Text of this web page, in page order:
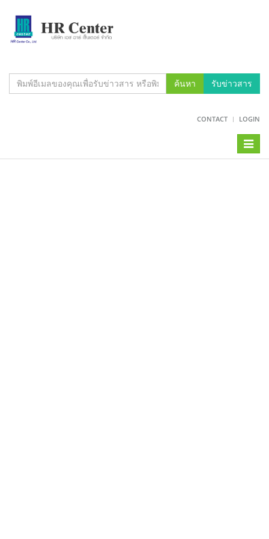
ค้นหา รับข่าวสาร
CONTACT LOGIN
Toggle